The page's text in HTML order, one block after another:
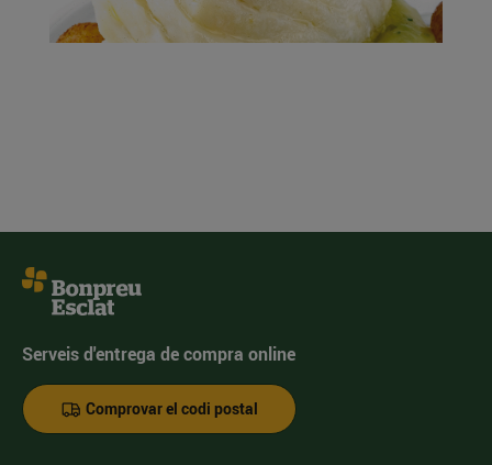
Serveis d'entrega de compra online
Comprovar el codi postal